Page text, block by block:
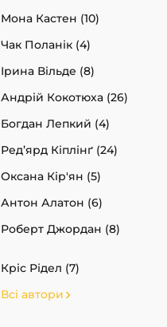
Мона Кастен (10)
Чак Поланік (4)
Ірина Вільде (8)
Андрій Кокотюха (26)
Богдан Лепкий (4)
Ред’ярд Кіплінґ (24)
Оксана Кір'ян (5)
Антон Алатон (6)
Роберт Джордан (8)
Кріс Рідел (7)
Всі автори